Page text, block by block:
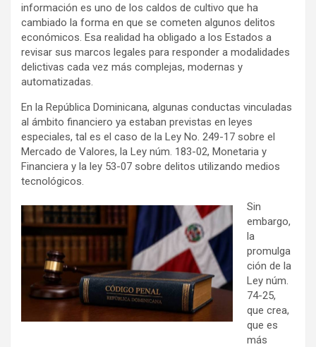
información es uno de los caldos de cultivo que ha
cambiado la forma en que se cometen algunos delitos
económicos. Esa realidad ha obligado a los Estados a
revisar sus marcos legales para responder a modalidades
delictivas cada vez más complejas, modernas y
automatizadas.
En la República Dominicana, algunas conductas vinculadas
al ámbito financiero ya estaban previstas en leyes
especiales, tal es el caso de la Ley No. 249-17 sobre el
Mercado de Valores, la Ley núm. 183-02, Monetaria y
Financiera y la ley 53-07 sobre delitos utilizando medios
tecnológicos.
Sin
embargo,
la
promulga
ción de la
Ley núm.
74-25,
que crea,
que es
más